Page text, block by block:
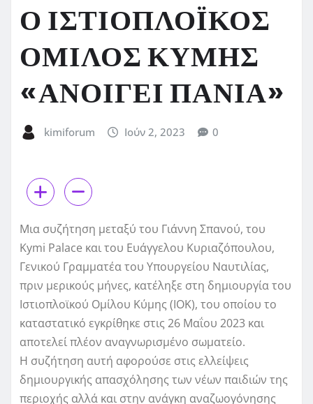
Ο ΙΣΤΙΟΠΛΟΪΚΟΣ
ΟΜΙΛΟΣ ΚΥΜΗΣ
«ΑΝΟΙΓΕΙ ΠΑΝΙΑ»
kimiforum Ιούν 2, 2023 0
Μια συζήτηση μεταξύ του Γιάννη Σπανού, του
Kymi Palace και του Ευάγγελου Κυριαζόπουλου,
Γενικού Γραμματέα του Υπουργείου Ναυτιλίας,
πριν μερικούς μήνες, κατέληξε στη δημιουργία του
Ιστιοπλοϊκού Ομίλου Κύμης (ΙΟΚ), του οποίου το
καταστατικό εγκρίθηκε στις 26 Μαΐου 2023 και
αποτελεί πλέον αναγνωρισμένο σωματείο.
Η συζήτηση αυτή αφορούσε στις ελλείψεις
δημιουργικής απασχόλησης των νέων παιδιών της
περιοχής αλλά και στην ανάγκη αναζωογόνησης